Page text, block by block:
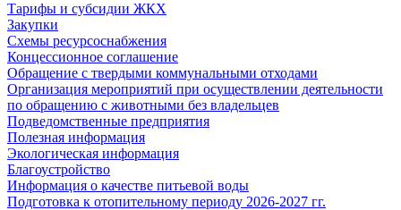
Тарифы и субсидии ЖКХ
Закупки
Схемы ресурсоснабжения
Концессионное соглашение
Обращение с твердыми коммунальными отходами
Организация мероприятий при осуществлении деятельности
по обращению с животными без владельцев
Подведомственные предприятия
Полезная информация
Экологическая информация
Благоустройство
Информация о качестве питьевой воды
Подготовка к отопительному периоду 2026-2027 гг.